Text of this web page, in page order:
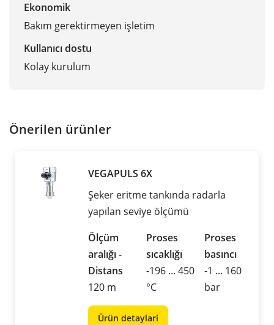
Ekonomik
Bakım gerektirmeyen işletim
Kullanıcı dostu
Kolay kurulum
Önerilen ürünler
VEGAPULS 6X
Şeker eritme tankında radarla
yapılan seviye ölçümü
Ölçüm
aralığı -
Distans
120 m
Proses
sıcaklığı
-196 ... 450
°C
Proses
basıncı
-1 ... 160
bar
Ürün detaylari